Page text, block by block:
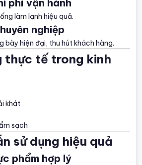
phí vận hành
làm lạnh hiệu quả.
nghiệp
bày hiện đại, thu hút khách hàng.
thực tế trong kinh
khát
sạch
sử dụng hiệu quả
phẩm hợp lý